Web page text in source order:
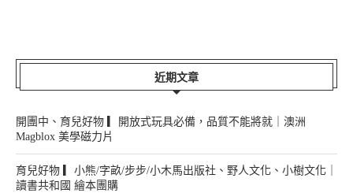
近期文章
開團中、育兒好物 ▎開放式玩具必備，品質不能將就｜澳洲
Magblox 美學磁力片
育兒好物 ▎小熊/字畝/步步/小木馬出版社、野人文化、小樹文化｜
讀書共和國 繪本團購